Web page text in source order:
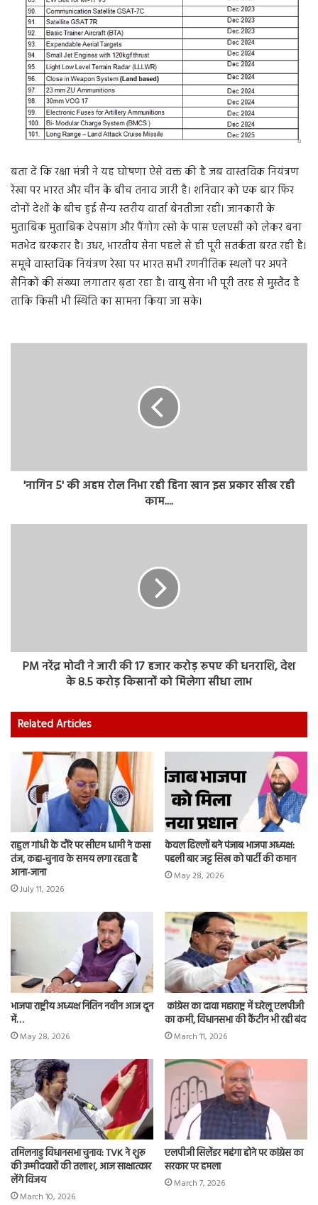
बता दें कि रक्षा मंत्री ने यह घोषणा ऐसे वक्त की है जब वास्तविक नियंत्रण
रेखा पर भारत और चीन के बीच तनाव जारी है। शनिवार को एक बार फिर
दोनों देशों के बीच हुई सैन्य स्तरीय वार्ता बेनतीजा रही। जानकारी के
मुताबिक मुताबिक देपसांग और पैंगोग त्सो के पास एलएसी को लेकर बना
मतभेद बरकरार है। उधर, भारतीय सेना पहले से ही पूरी सतर्कता बरत रही है।
समूचे वास्तविक नियंत्रण रेखा पर भारत सभी रणनीतिक स्थलों पर अपने
सैनिकों की संख्या लगातार ब़़ढा रहा है। वायु सेना भी पूरी तरह से मुस्तैद है
ताकि किसी भी स्थिति का सामना किया जा सके।
'नागिन 5' की अहम रोल निभा रही हिना खान इस प्रकार सीख रही
काम....
PM नरेंद्र मोदी ने जारी की 17 हजार करोड़ रुपए की धनराशि, देश
के 8.5 करोड़ किसानों को मिलेगा सीधा लाभ
Related Articles
राहुल गांधी के दौरे पर सीएम धामी ने कसा
तंज, कहा-चुनाव के समय लगा रहता है
आना-जाना
July 11, 2026
केवल ढिल्लों बने पंजाब भाजपा अध्यक्ष:
पहली बार जट्ट सिख को पार्टी की कमान
May 28, 2026
भाजपा राष्ट्रीय अध्यक्ष नितिन नवीन आज दून
में…
May 28, 2026
कांग्रेस का दावा महाराष्ट्र में घरेलू एलपीजी
का कमी, विधानसभा की कैंटीन भी रही बंद
March 11, 2026
तमिलनाडु विधानसभा चुनाव: TVK ने शुरू
की उम्मीदवारों की तलाश, आज साक्षात्कार
लेंगे विजय
March 10, 2026
एलपीजी सिलेंडर महंगा होने पर कांग्रेस का
सरकार पर हमला
March 7, 2026